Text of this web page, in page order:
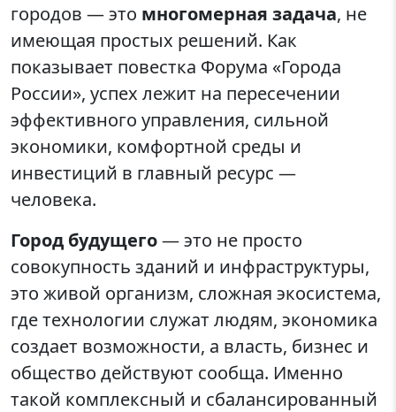
городов — это многомерная задача, не
имеющая простых решений. Как
показывает повестка Форума «Города
России», успех лежит на пересечении
эффективного управления, сильной
экономики, комфортной среды и
инвестиций в главный ресурс —
человека.
Город будущего— это не просто
совокупность зданий и инфраструктуры,
это живой организм, сложная экосистема,
где технологии служат людям, экономика
создает возможности, а власть, бизнес и
общество действуют сообща. Именно
такой комплексный и сбалансированный